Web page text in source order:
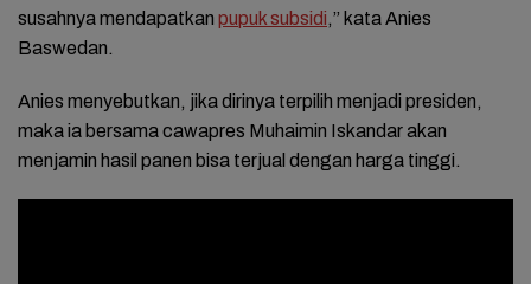
susahnya mendapatkan pupuk subsidi,” kata Anies
Baswedan.
Anies menyebutkan, jika dirinya terpilih menjadi presiden,
maka ia bersama cawapres Muhaimin Iskandar akan
menjamin hasil panen bisa terjual dengan harga tinggi.